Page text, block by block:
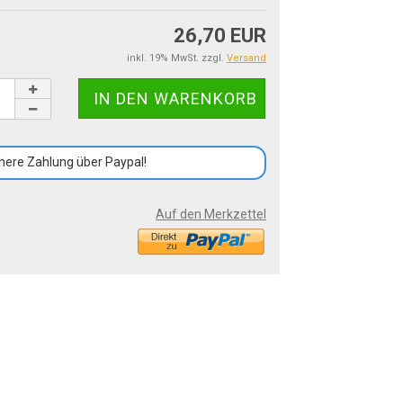
26,70 EUR
inkl. 19% MwSt. zzgl. Versand
Zahlung über Paypal!
Auf den Merkzettel